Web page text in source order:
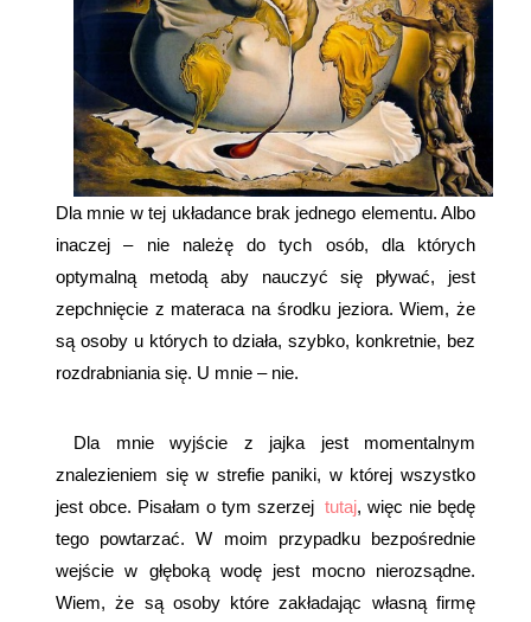
Dla mnie w tej układance brak jednego elementu. Albo
inaczej – nie należę do tych osób, dla których
optymalną metodą aby nauczyć się pływać, jest
zepchnięcie z materaca na środku jeziora. Wiem, że
są osoby u których to działa, szybko, konkretnie, bez
rozdrabniania się. U mnie – nie.
Dla mnie wyjście z jajka jest momentalnym
znalezieniem się w strefie paniki, w której wszystko
jest obce. Pisałam o tym szerzejtutaj, więc nie będę
tego powtarzać. W moim przypadku bezpośrednie
wejście w głęboką wodę jest mocno nierozsądne.
Wiem, że są osoby które zakładając własną firmę